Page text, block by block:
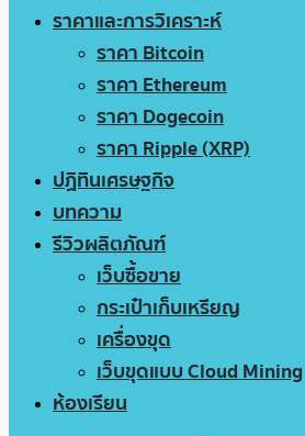
ราคาและการวิเคราะห์
ราคา Bitcoin
ราคา Ethereum
ราคา Dogecoin
ราคา Ripple (XRP)
ปฏิทินเศรษฐกิจ
บทความ
รีวิวผลิตภัณฑ์
เว็บซื้อขาย
กระเป๋าเก็บเหรียญ
เครื่องขุด
เว็บขุดแบบ Cloud Mining
ห้องเรียน